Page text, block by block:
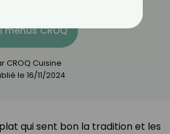
menus CROQ
CROQ Cuisine
le 16/11/2024
qui sent bon la tradition et les